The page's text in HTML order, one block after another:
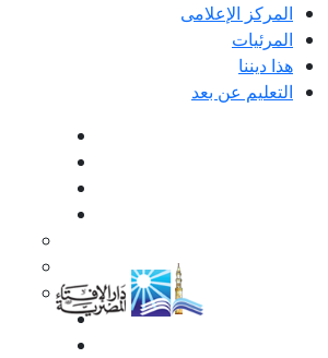
المركز الإعلامى
المرئيات
هذا ديننا
التعليم عن بعد